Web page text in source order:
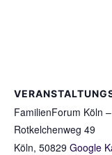
FamilienForum Köln
Rotkelchenweg 49
Köln, 50829 Google